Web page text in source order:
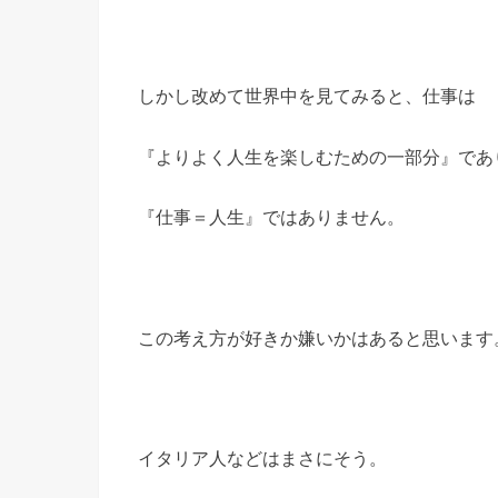
しかし改めて世界中を見てみると、仕事は
『よりよく人生を楽しむための一部分』で
『仕事＝人生』ではありません。
この考え方が好きか嫌いかはあると思います
イタリア人などはまさにそう。